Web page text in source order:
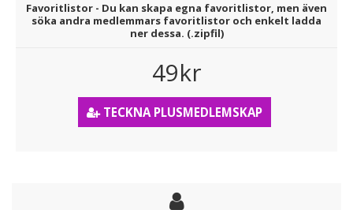
Favoritlistor - Du kan skapa egna favoritlistor, men även
söka andra medlemmars favoritlistor och enkelt ladda
ner dessa. (.zipfil)
49kr
TECKNA PLUSMEDLEMSKAP